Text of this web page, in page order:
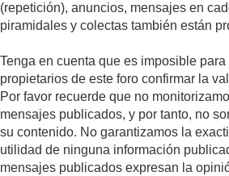
(repetición), anuncios, mensajes en
piramidales y colectas también están
Tenga en cuenta que es imposible
propietarios de este foro confirmar la
Por favor recuerde que no
mensajes publicados, y por tanto, no
su contenido. No garantizamos la
utilidad de ninguna información
mensajes publicados expresan la